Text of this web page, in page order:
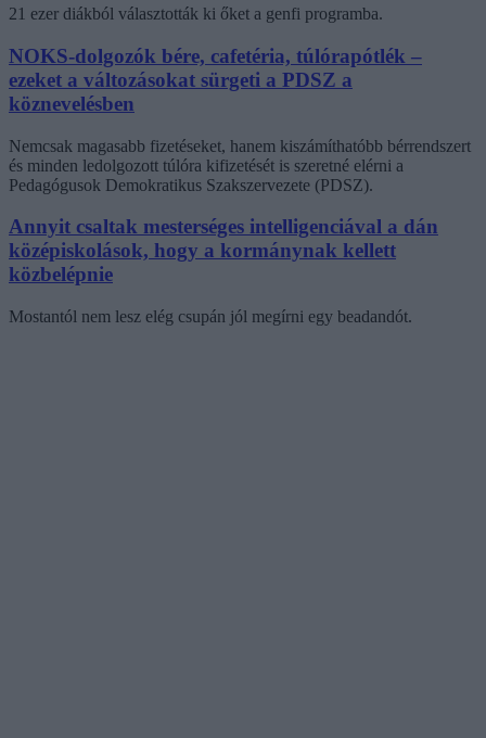
21 ezer diákból választották ki őket a genfi programba.
NOKS-dolgozók bére, cafetéria, túlórapótlék –
ezeket a változásokat sürgeti a PDSZ a
köznevelésben
Nemcsak magasabb fizetéseket, hanem kiszámíthatóbb bérrendszert
és minden ledolgozott túlóra kifizetését is szeretné elérni a
Pedagógusok Demokratikus Szakszervezete (PDSZ).
Annyit csaltak mesterséges intelligenciával a dán
középiskolások, hogy a kormánynak kellett
közbelépnie
Mostantól nem lesz elég csupán jól megírni egy beadandót.